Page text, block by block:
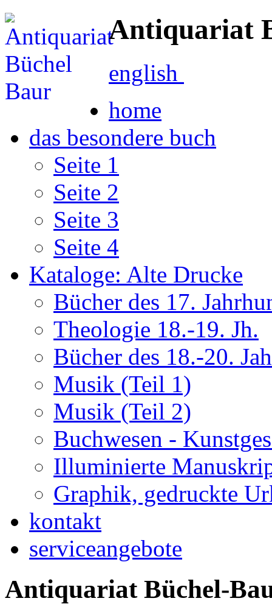
Antiquariat
english
home
das besondere buch
Seite 1
Seite 2
Seite 3
Seite 4
Kataloge: Alte Drucke
Bücher des 17.
Theologie 18.-19. Jh.
Bücher des 18.-20.
Musik (Teil 1)
Musik (Teil 2)
Buchwesen -
Illuminierte
Graphik, gedruckte
kontakt
serviceangebote
Antiquariat Büchel-